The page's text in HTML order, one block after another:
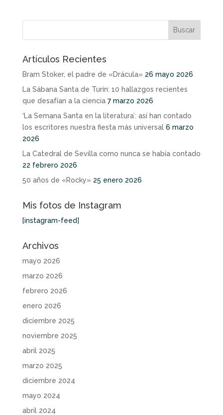
Artículos Recientes
Bram Stoker, el padre de «Drácula» 26 mayo 2026
La Sábana Santa de Turín: 10 hallazgos recientes
que desafían a la ciencia 7 marzo 2026
‘La Semana Santa en la literatura’: así han contado
los escritores nuestra fiesta más universal 6 marzo
2026
La Catedral de Sevilla como nunca se había contado
22 febrero 2026
50 años de «Rocky» 25 enero 2026
Mis fotos de Instagram
[instagram-feed]
Archivos
mayo 2026
marzo 2026
febrero 2026
enero 2026
diciembre 2025
noviembre 2025
abril 2025
marzo 2025
diciembre 2024
mayo 2024
abril 2024